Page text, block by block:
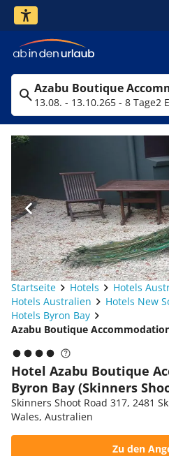
13.08. - 13.10.265 - 8 Tage2
Startseite Hotels
Hotels
Hotels Australien
Hotels New
Hotels Byron Bay
Azabu Boutique
Hotel Azabu Boutique
Byron Bay (Skinners
Skinners Shoot Road 317, 2481
Wales, Australien
Zu den